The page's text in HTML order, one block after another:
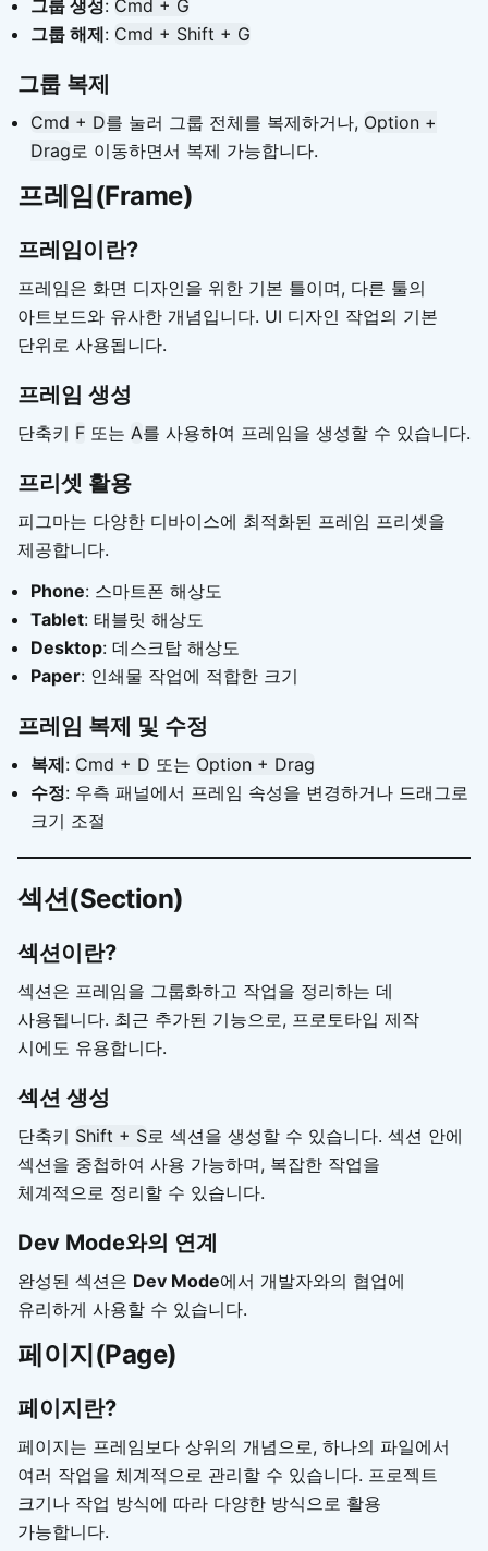
그룹 생성: Cmd + G
그룹 해제: Cmd + Shift + G
그룹 복제
Cmd + D를 눌러 그룹 전체를 복제하거나, Option +
Drag 로 이동하면서 복제 가능합니다.
프레임(Frame)
프레임이란?
프레임은 화면 디자인을 위한 기본 틀이며, 다른 툴의
아트보드와 유사한 개념입니다. UI 디자인 작업의 기본
단위로 사용됩니다.
프레임 생성
단축키 F 또는 A를 사용하여 프레임을 생성할 수 있습니다.
프리셋 활용
피그마는 다양한 디바이스에 최적화된 프레임 프리셋을
제공합니다.
Phone: 스마트폰 해상도
Tablet: 태블릿 해상도
Desktop: 데스크탑 해상도
Paper: 인쇄물 작업에 적합한 크기
프레임 복제 및 수정
복제: Cmd + D 또는 Option + Drag
수정: 우측 패널에서 프레임 속성을 변경하거나 드래그로
크기 조절
섹션(Section)
섹션이란?
섹션은 프레임을 그룹화하고 작업을 정리하는 데
사용됩니다. 최근 추가된 기능으로, 프로토타입 제작
시에도 유용합니다.
섹션 생성
단축키 Shift + S로 섹션을 생성할 수 있습니다. 섹션 안에
섹션을 중첩하여 사용 가능하며, 복잡한 작업을
체계적으로 정리할 수 있습니다.
Dev Mode와의 연계
완성된 섹션은 Dev Mode에서 개발자와의 협업에
유리하게 사용할 수 있습니다.
페이지(Page)
페이지란?
페이지는 프레임보다 상위의 개념으로, 하나의 파일에서
여러 작업을 체계적으로 관리할 수 있습니다. 프로젝트
크기나 작업 방식에 따라 다양한 방식으로 활용
가능합니다.